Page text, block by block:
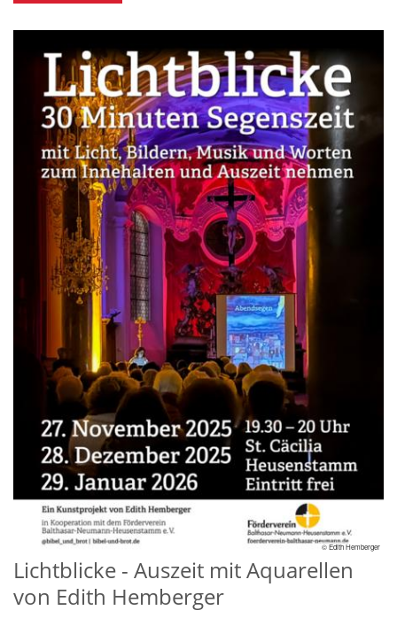
© Edith Hemberger
Lichtblicke - Auszeit mit Aquarellen
von Edith Hemberger